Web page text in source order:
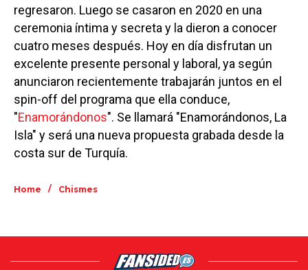
regresaron. Luego se casaron en 2020 en una
ceremonia íntima y secreta y la dieron a conocer
cuatro meses después. Hoy en día disfrutan un
excelente presente personal y laboral, ya según
anunciaron recientemente trabajarán juntos en el
spin-off del programa que ella conduce,
"Enamorándonos". Se llamará "Enamorándonos, La
Isla" y será una nueva propuesta grabada desde la
costa sur de Turquía.
Home / Chismes